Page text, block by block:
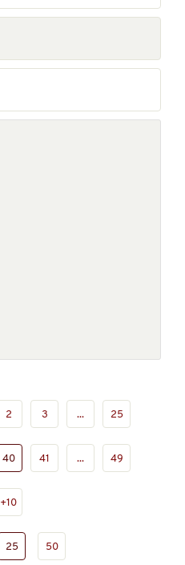
2 3 ... 25
40 41 ... 49
+10
25 50